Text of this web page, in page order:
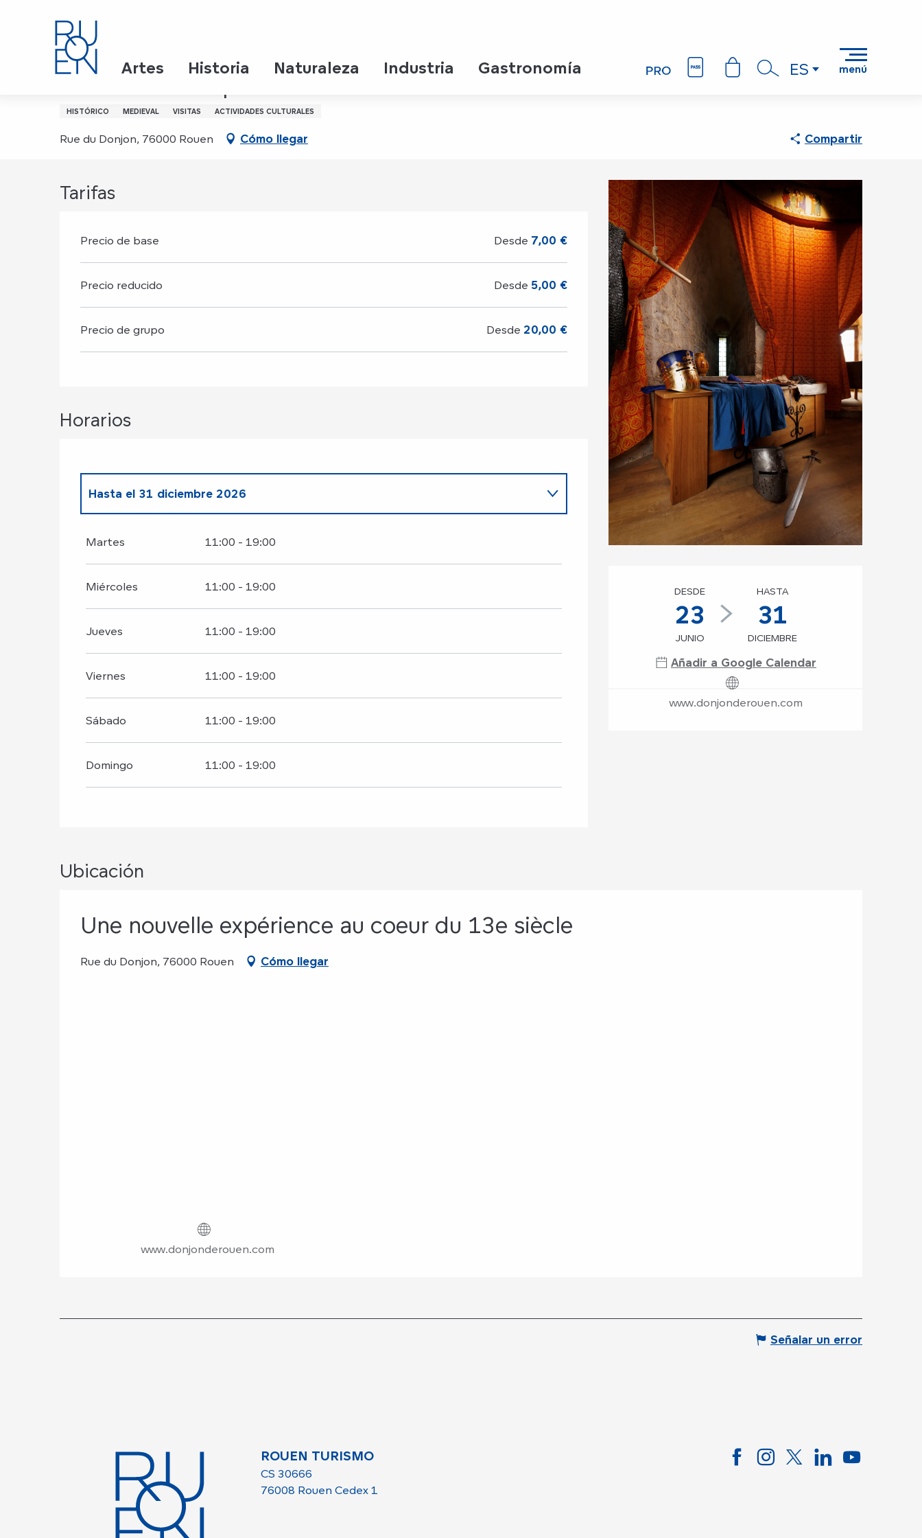
ES menú
Artes Historia Naturaleza Industria Gastronomía
23 junio > 31 diciembre
HISTÓRICO MEDIEVAL VISITAS ACTIVIDADES CULTURALES
Rue du Donjon, 76000 Rouen Cómo llegar Compartir
Horarios y datos
DESDE
23
JUNIO
HASTA
31
DICIEMBRE
Añadir a Google Calendar
www.donjonderouen.com
Tarifas
Precio de base Desde 7,00 €
Precio reducido Desde 5,00 €
Precio de grupo Desde 20,00 €
Horarios
Hasta el 31 diciembre 2026
Martes 11:00 - 19:00
Miércoles 11:00 - 19:00
Jueves 11:00 - 19:00
Viernes 11:00 - 19:00
Sábado 11:00 - 19:00
Domingo 11:00 - 19:00
Ubicación
Une nouvelle expérience au coeur du 13e siècle
Rue du Donjon, 76000 Rouen Cómo llegar
www.donjonderouen.com
Señalar un error
ROUEN TURISMO
CS 30666
76008 Rouen Cedex 1